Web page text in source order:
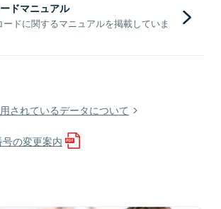
ドマニュアル
ドに関するマニュアルを掲載していま
されているデータについて
の変更案内